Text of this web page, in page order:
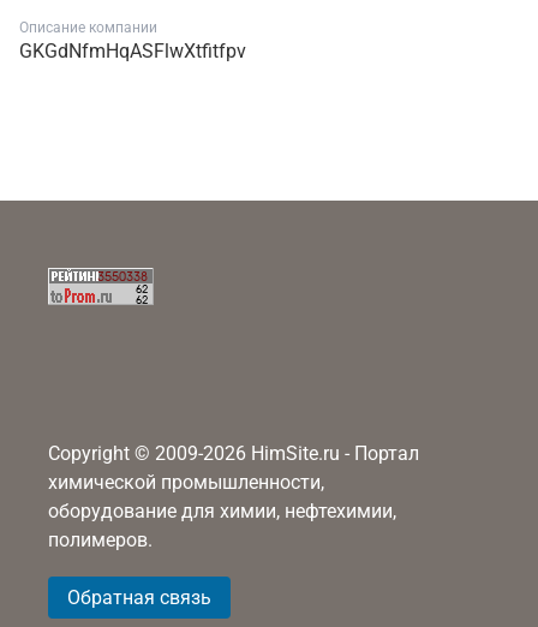
Описание компании
GKGdNfmHqASFlwXtfitfpv
Copyright © 2009-2026 HimSite.ru - Портал
химической промышленности,
оборудование для химии, нефтехимии,
полимеров.
Обратная связь